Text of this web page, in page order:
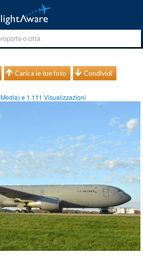
Carica le tue foto Condividi
Media) e 1.111 Visualizzazioni